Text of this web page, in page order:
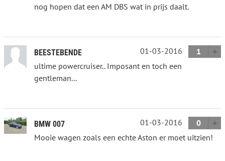
nog hopen dat een AM DBS wat in prijs daalt.
BEESTEBENDE 01-03-2016
1
ultime powercruiser.. Imposant en toch een
gentleman...
BMW 007 01-03-2016
0
Mooie wagen zoals een echte Aston er moet uitzien!